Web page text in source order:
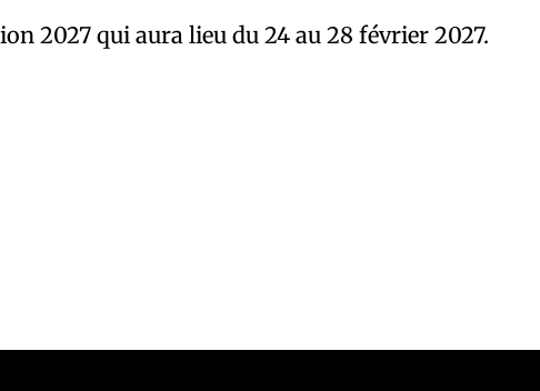
2027 qui aura lieu du 24 au 28 février 2027.